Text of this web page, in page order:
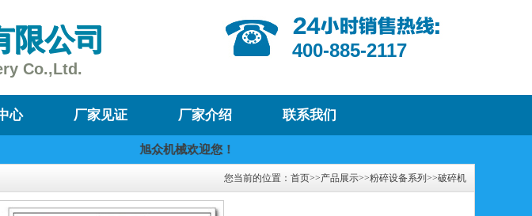
限公司
Co.,Ltd.
400-885-2117
心 厂家见证 厂家介绍 联系我们
旭众机械欢迎您！
您当前的位置： 首页>>产品展示>>粉碎设备系列 >>破碎机